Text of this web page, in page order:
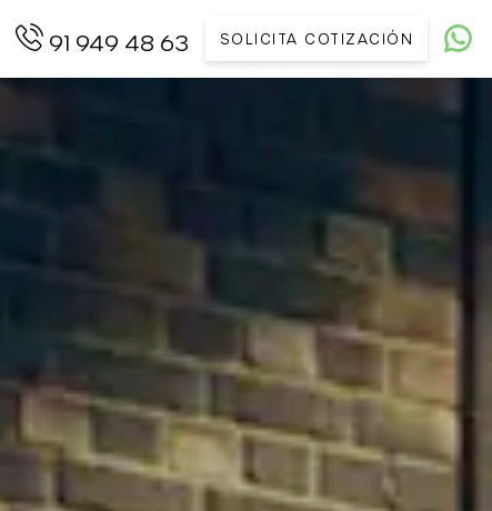
91 949 48 63 SOLICITA COTIZACIÓN